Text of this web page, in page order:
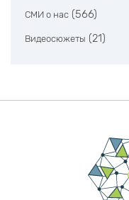
СМИ о нас (566)
Видеосюжеты (21)